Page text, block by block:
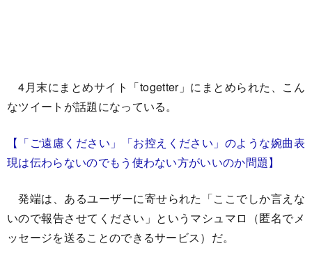
4月末にまとめサイト「togetter」にまとめられた、こん
なツイートが話題になっている。
【「ご遠慮ください」「お控えください」のような婉曲表
現は伝わらないのでもう使わない方がいいのか問題】
発端は、あるユーザーに寄せられた「ここでしか言えな
いので報告させてください」というマシュマロ（匿名でメ
ッセージを送ることのできるサービス）だ。